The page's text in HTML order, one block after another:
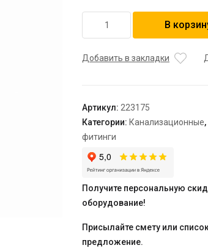
товара
KGEM
В
Добавить в закладки
Артикул: 223175
Категории: Канализационные,
фитинги
Получите персональную
оборудование!
Присылайте смету или
предложение.